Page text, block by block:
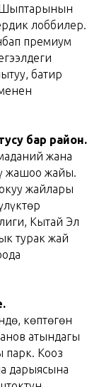
Шыптарынын
лоббилер.
премиум
батир
бар район.
жана
жашоо жайы.
жайлары
Кытай Эл
турак жай
көптөгөн
атындагы
парк. Кооз
дарыясына